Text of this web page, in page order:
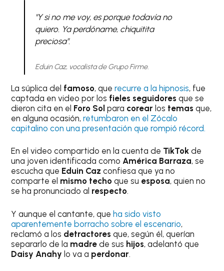
"Y si no me voy, es porque todavía no
quiero. Ya perdóname, chiquitita
preciosa".
Eduin Caz, vocalista de Grupo Firme.
La súplica del famoso, querecurre a la hipnosis, fue
captada en video por los fieles seguidoresque se
dieron cita en el Foro Solpara corearlos temasque,
en alguna ocasión,retumbaron en el Zócalo
capitalino con una presentación que rompió récord.
En el video compartido en la cuenta de TikTokde
una joven identificada comoAmérica Barraza, se
escucha que Eduin Caz confiesa que ya no
comparte el mismo techoque su esposa, quien no
se ha pronunciado al respecto.
Y aunque el cantante, queha sido visto
aparentemente borracho sobre el escenario,
reclamó a los detractoresque, según él, querían
separarlo de la madrede sus hijos, adelantó que
Daisy Anahy lo va a perdonar.